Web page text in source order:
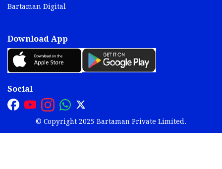
Bartaman Digital
Download App
Social
© Copyright 2025 Bartaman Private Limited.